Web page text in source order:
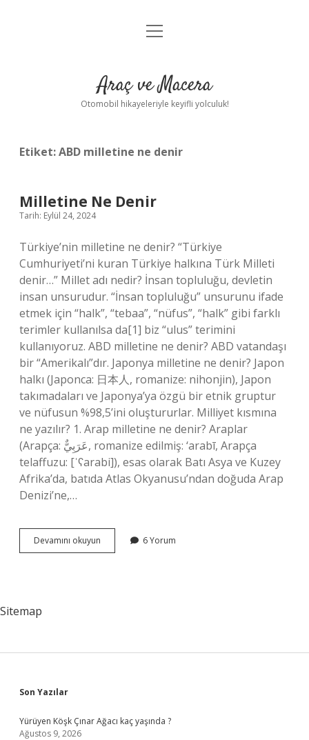
Anasayfa
Yasal Uyarı
menüyü
Araç ve Macera
Otomobil hikayeleriyle keyifli yolculuk!
Etiket:ABD milletine ne denir
Milletine Ne Denir
Tarih: Eylül 24, 2024
Türkiye’nin milletine ne denir? “Türkiye
Cumhuriyeti’ni kuran Türkiye halkına Türk Milleti
denir…” Millet adı nedir? İnsan topluluğu, devletin
insan unsurudur. “İnsan topluluğu” unsurunu ifade
etmek için “halk”, “tebaa”, “nüfus”, “halk” gibi farklı
terimler kullanılsa da[1] biz “ulus” terimini
kullanıyoruz. ABD milletine ne denir? ABD vatandaşı
bir “Amerikalı”dır. Japonya milletine ne denir? Japon
halkı (Japonca: 日本人, romanize: nihonjin), Japon
takımadaları ve Japonya’ya özgü bir etnik gruptur
ve nüfusun %98,5’ini oluştururlar. Milliyet kısmına
ne yazılır? 1. Arap milletine ne denir? Araplar
(Arapça: عَرَبِيٌّ‎, romanize edilmiş: ‘arabī, Arapça
telaffuzu: [ˈʕarabi]), esas olarak Batı Asya ve Kuzey
Afrika’da, batıda Atlas Okyanusu’ndan doğuda Arap
Denizi’ne,…
Devamını okuyun Milletine
Ne
6 Yorum
Sitemap
Sidebar
Son Yazılar
Yürüyen Köşk Çınar Ağacı kaç yaşında ?
Ağustos 9, 2026